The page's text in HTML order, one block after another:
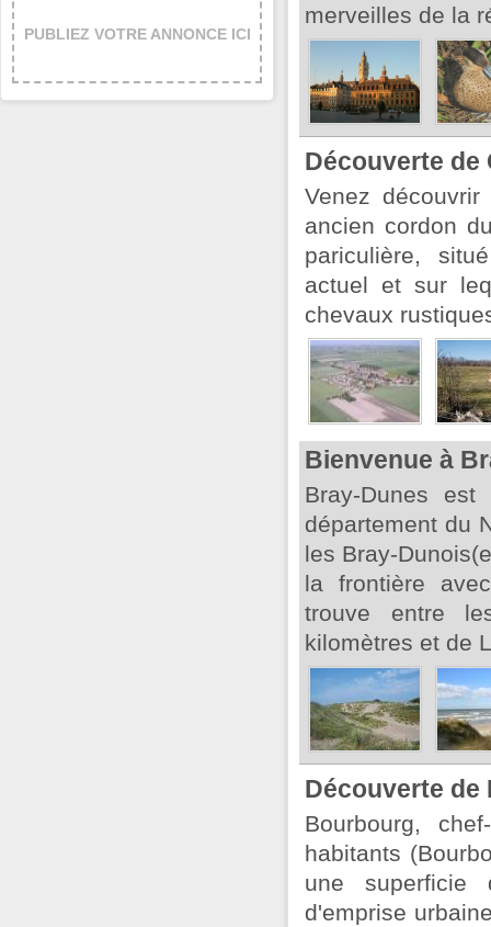
merveilles de la
Découverte de
Venez
ancien cordon
pariculière,
actuel et sur
chevaux
Bienvenue à
Bray-Dunes
département du
les Bray-
la frontière
trouve entre
kilomètres et de
Découverte de
Bourbourg,
habitants
une superficie
d'emprise
PUBLIEZ VOTRE ANNONCE ICI